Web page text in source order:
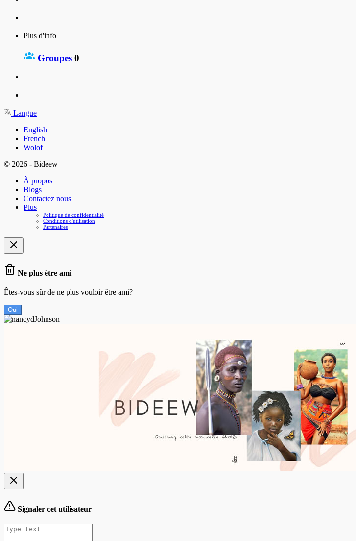
Plus d'info
Groupes 0
Langue
English
French
Wolof
© 2026 - Bideew
À propos
Blogs
Contactez nous
Plus
Politique de confidentialité
Conditions d'utilisation
Partenaires
Ne plus être ami
Êtes-vous sûr de ne plus vouloir être ami?
Oui
Signaler cet utilisateur